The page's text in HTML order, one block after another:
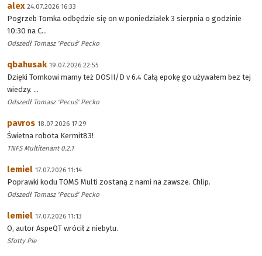
alex 24.07.2026 16:33
Pogrzeb Tomka odbędzie się on w poniedziałek 3 sierpnia o godzinie
10:30 na C...
Odszedł Tomasz 'Pecuś' Pecko
qbahusak 19.07.2026 22:55
Dzięki Tomkowi mamy też DOSII/D v 6.4 Całą epokę go używałem bez tej
wiedzy. ...
Odszedł Tomasz 'Pecuś' Pecko
pavros 18.07.2026 17:29
Świetna robota Kermit83!
TNFS Multitenant 0.2.1
lemiel 17.07.2026 11:14
Poprawki kodu TOMS Multi zostaną z nami na zawsze. Chlip.
Odszedł Tomasz 'Pecuś' Pecko
lemiel 17.07.2026 11:13
O, autor AspeQT wrócił z niebytu.
Sfotty Pie